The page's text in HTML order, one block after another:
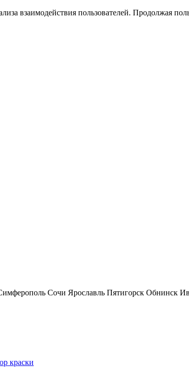
взаимодействия пользователей. Продолжая
Сочи Ярославль Пятигорск Обнинск
краски